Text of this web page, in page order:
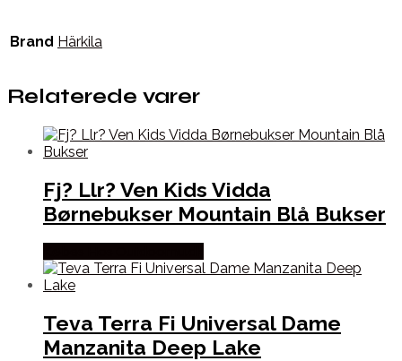
Brand Härkila
Relaterede varer
Fj? Llr? Ven Kids Vidda
Børnebukser Mountain Blå Bukser
Teva Terra Fi Universal Dame
Manzanita Deep Lake